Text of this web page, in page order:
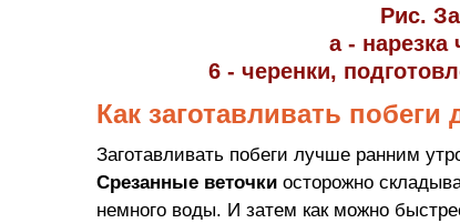
Рис.
а - нарезка
6 - черенки,
Как заготавливать побеги
Заготавливать побеги лучше ранним
Срезанные веточки осторожно
немного воды. И затем как можно